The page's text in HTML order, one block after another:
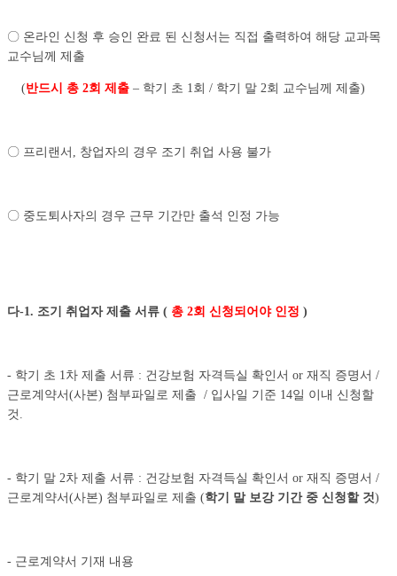
〇 온라인 신청 후 승인 완료 된 신청서는 직접 출력하여 해당 교과목
교수님께 제출
(반드시 총 2회 제출 – 학기 초 1회 / 학기 말 2회 교수님께 제출)
〇 프리랜서, 창업자의 경우 조기 취업 사용 불가
〇 중도퇴사자의 경우 근무 기간만 출석 인정 가능
다-1. 조기 취업자 제출 서류 ( 총 2회 신청되어야 인정 )
- 학기 초 1차 제출 서류 : 건강보험 자격득실 확인서 or 재직 증명서 /
근로계약서(사본) 첨부파일로 제출 / 입사일 기준 14일 이내 신청할
것.
- 학기 말 2차 제출 서류 : 건강보험 자격득실 확인서 or 재직 증명서 /
근로계약서(사본) 첨부파일로 제출 (학기 말 보강 기간 중 신청할 것)
- 근로계약서 기재 내용